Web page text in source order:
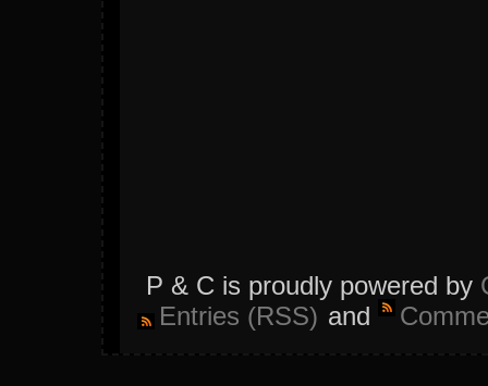
P & C is proudly powered by
Entries (RSS) and